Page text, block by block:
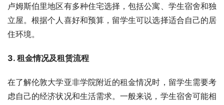
卢姆斯伯里地区有多种住宅选择，包括公寓、学生宿舍和独
立屋。根据个人喜好和预算，留学生可以选择适合自己的居
住环境。
3. 租金情况及租赁流程
在了解伦敦大学亚非学院附近的租金情况时，留学生需要考
虑自己的经济状况和生活需求。一般来说，学生宿舍可能相